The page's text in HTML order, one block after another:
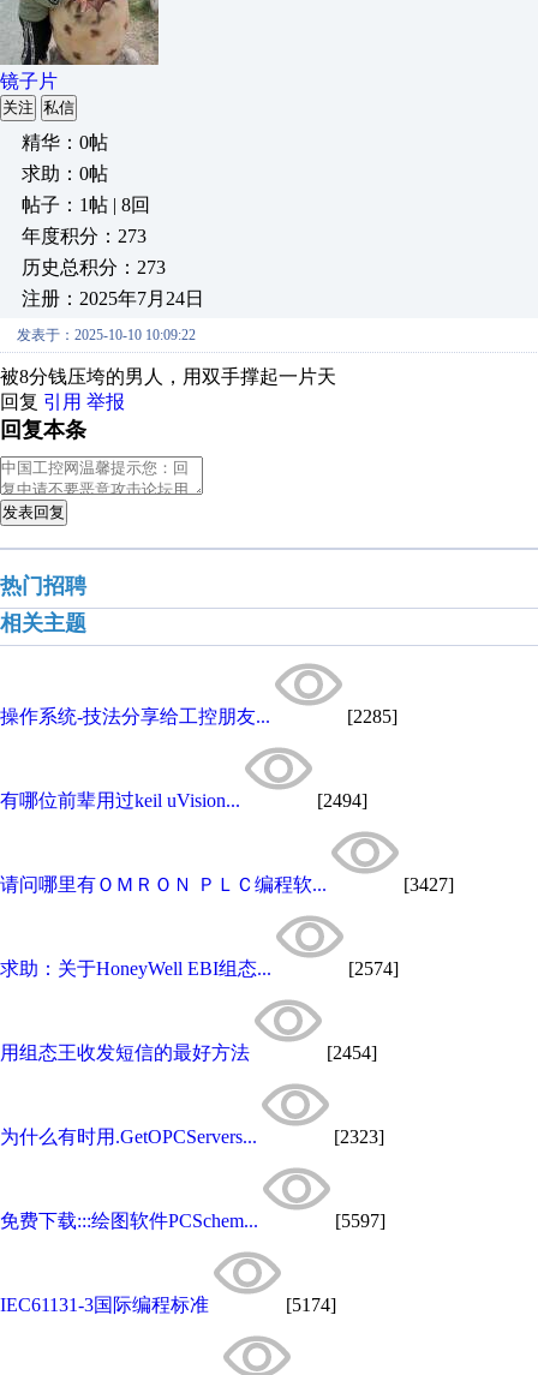
镜子片
关注 私信
精华：0帖
求助：0帖
帖子：1帖 | 8回
年度积分：273
历史总积分：273
注册：2025年7月24日
发表于：2025-10-10 10:09:22
被8分钱压垮的男人，用双手撑起一片天
回复 引用 举报
回复本条
发表回复
热门招聘
相关主题
操作系统-技法分享给工控朋友... [2285]
有哪位前辈用过keil uVision... [2494]
请问哪里有ＯＭＲＯＮ ＰＬＣ编程软... [3427]
求助：关于HoneyWell EBI组态... [2574]
用组态王收发短信的最好方法 [2454]
为什么有时用.GetOPCServers... [2323]
免费下载:::绘图软件PCSchem... [5597]
IEC61131-3国际编程标准 [5174]